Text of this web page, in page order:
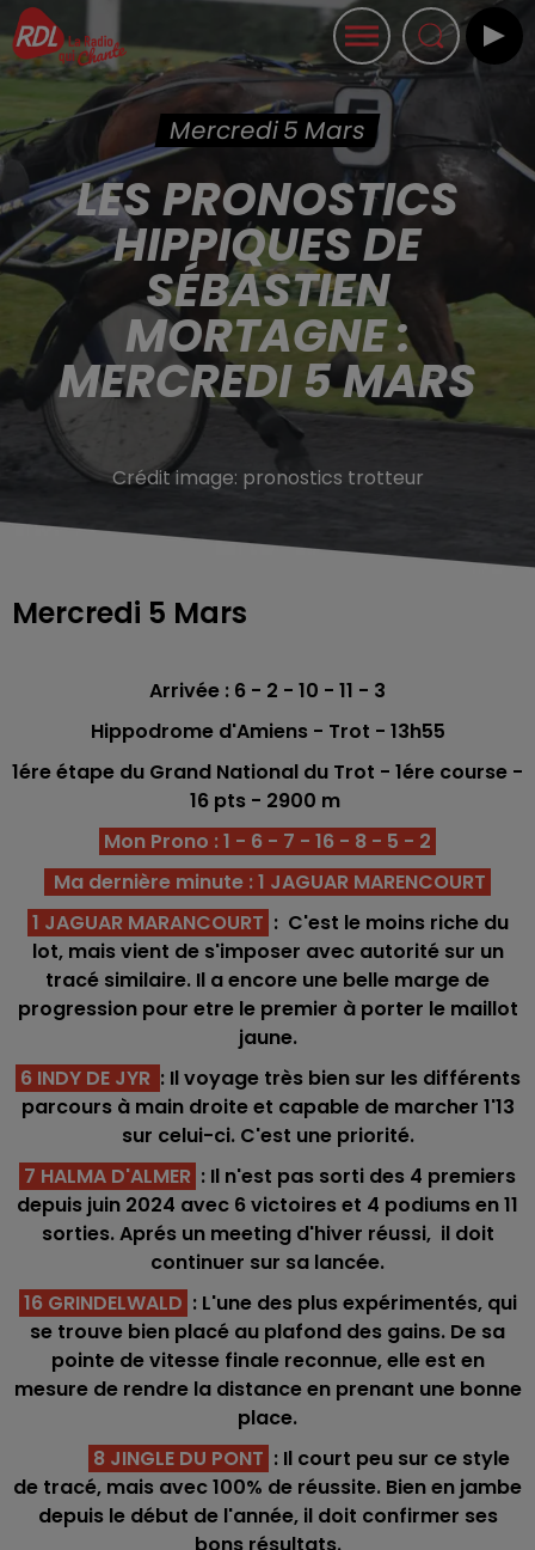
Mercredi 5 Mars
LES PRONOSTICS
HIPPIQUES DE
SÉBASTIEN
MORTAGNE :
MERCREDI 5 MARS
Crédit image: pronostics trotteur
Mercredi 5 Mars
Arrivée : 6 - 2 - 10 - 11 - 3
Hippodrome d'Amiens - Trot - 13h55
1ére étape du Grand National du Trot - 1ére course -
16 pts - 2900 m
Mon Prono : 1 - 6 - 7 - 16 - 8 - 5 - 2
Ma dernière minute : 1 JAGUAR MARENCOURT
1 JAGUAR MARANCOURT : C'est le moins riche du
lot, mais vient de s'imposer avec autorité sur un
tracé similaire. Il a encore une belle marge de
progression pour etre le premier à porter le maillot
jaune.
6 INDY DE JYR : Il voyage très bien sur les différents
parcours à main droite et capable de marcher 1'13
sur celui-ci. C'est une priorité.
7 HALMA D'ALMER : Il n'est pas sorti des 4 premiers
depuis juin 2024 avec 6 victoires et 4 podiums en 11
sorties. Aprés un meeting d'hiver réussi, il doit
continuer sur sa lancée.
16 GRINDELWALD : L'une des plus expérimentés, qui
se trouve bien placé au plafond des gains. De sa
pointe de vitesse finale reconnue, elle est en
mesure de rendre la distance en prenant une bonne
place.
8 JINGLE DU PONT : Il court peu sur ce style
de tracé, mais avec 100% de réussite. Bien en jambe
depuis le début de l'année, il doit confirmer ses